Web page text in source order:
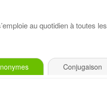
au quotidien à toutes les
Conjugaison